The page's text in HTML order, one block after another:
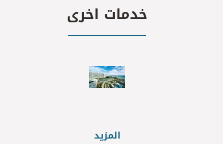
خدمات اخرى
المزيد